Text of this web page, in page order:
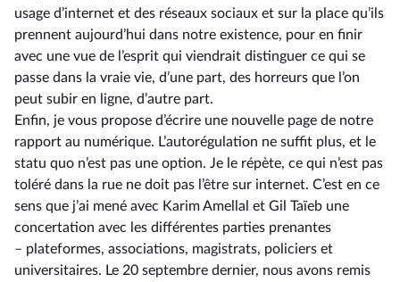
usage d’internet et des réseaux sociaux et sur la place qu’ils
prennent aujourd’hui dans notre existence, pour en finir
avec une vue de l’esprit qui viendrait distinguer ce qui se
passe dans la vraie vie, d’une part, des horreurs que l’on
peut subir en ligne, d’autre part.
Enfin, je vous propose d’écrire une nouvelle page de notre
rapport au numérique. L’autorégulation ne suffit plus, et le
statu quo n’est pas une option. Je le répète, ce qui n’est pas
toléré dans la rue ne doit pas l’être sur internet. C’est en ce
sens que j’ai mené avec Karim Amellal et Gil Taïeb une
concertation avec les différentes parties prenantes
–⁠ plateformes, associations, magistrats, policiers et
universitaires. Le 20 septembre dernier, nous avons remis